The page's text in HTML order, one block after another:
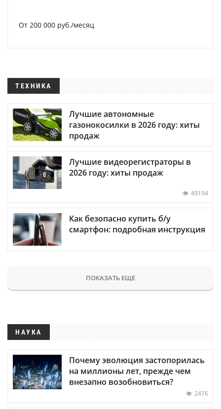
От 200 000 руб./месяц
ТЕХНИКА
Лучшие автономные
газонокосилки в 2026 году: хиты
продаж
Лучшие видеорегистраторы в
2026 году: хиты продаж
49194
Как безопасно купить б/у
смартфон: подробная инструкция
ПОКАЗАТЬ ЕЩЕ
НАУКА
Почему эволюция застопорилась
на миллионы лет, прежде чем
внезапно возобновиться?
2476